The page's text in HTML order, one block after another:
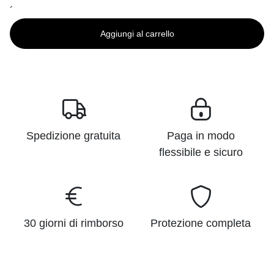
´
Aggiungi al carrello
Spedizione gratuita
Paga in modo
flessibile e sicuro
30 giorni di rimborso Protezione completa